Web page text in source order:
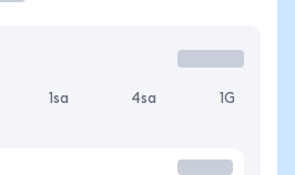
1sa 4sa 1G